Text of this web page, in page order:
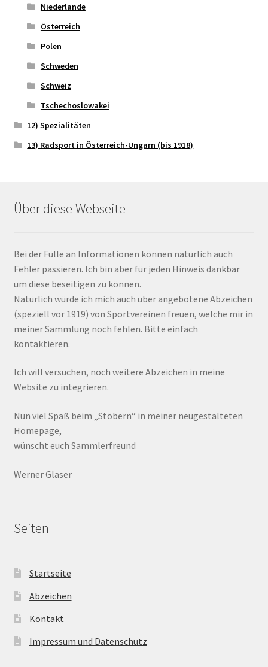
Niederlande
Österreich
Polen
Schweden
Schweiz
Tschechoslowakei
12) Spezialitäten
13) Radsport in Österreich-Ungarn (bis 1918)
Über diese Webseite
Bei der Fülle an Informationen können natürlich auch
Fehler passieren. Ich bin aber für jeden Hinweis dankbar
um diese beseitigen zu können.
Natürlich würde ich mich auch über angebotene Abzeichen
(speziell vor 1919) von Sportvereinen freuen, welche mir in
meiner Sammlung noch fehlen. Bitte einfach
kontaktieren.
Ich will versuchen, noch weitere Abzeichen in meine
Website zu integrieren.
Nun viel Spaß beim „Stöbern“ in meiner neugestalteten
Homepage,
wünscht euch Sammlerfreund
Werner Glaser
Seiten
Startseite
Abzeichen
Kontakt
Impressum und Datenschutz